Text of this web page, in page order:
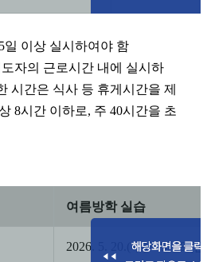
일 이상 실시하여야 함
자의 근로시간 내에 실시하
시간은 식사 등 휴게시간을 제
8시간 이하로, 주 40시간을 초
여름방학 실습
2026. 5. 20.( 수) ~ 5. 29.(금